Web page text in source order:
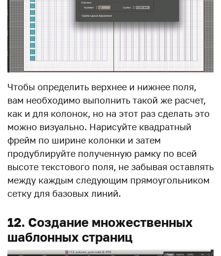
Чтобы определить верхнее и нижнее поля,
вам необходимо выполнить такой же расчет,
как и для колонок, но на этот раз сделать это
можно визуально. Нарисуйте квадратный
фрейм по ширине колонки и затем
продублируйте полученную рамку по всей
высоте текстового поля, не забывая оставлять
между каждым следующим прямоугольником
сетку для базовых линий.
12. Создание множественных
шаблонных страниц